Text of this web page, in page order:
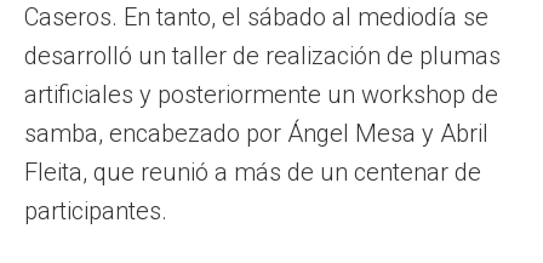
Caseros. En tanto, el sábado al mediodía se
desarrolló un taller de realización de plumas
artificiales y posteriormente un workshop de
samba, encabezado por Ángel Mesa y Abril
Fleita, que reunió a más de un centenar de
participantes.